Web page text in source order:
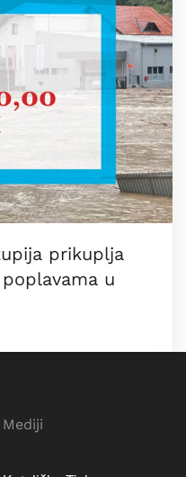
prikuplja
u
Mediji